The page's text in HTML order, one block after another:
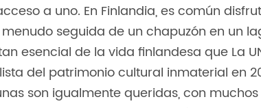
a uno. En Finlandia, es común
seguida de un chapuzón en un
esencial de la vida finlandesa que La
del patrimonio cultural inmaterial en
son igualmente queridas, con